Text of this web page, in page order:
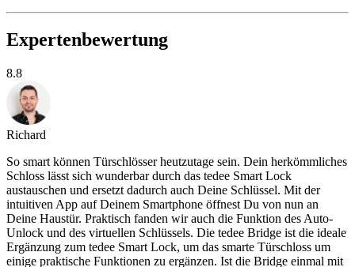
Expertenbewertung
8.8
Richard
So smart können Türschlösser heutzutage sein. Dein herkömmliches
Schloss lässt sich wunderbar durch das tedee Smart Lock
austauschen und ersetzt dadurch auch Deine Schlüssel. Mit der
intuitiven App auf Deinem Smartphone öffnest Du von nun an
Deine Haustür. Praktisch fanden wir auch die Funktion des Auto-
Unlock und des virtuellen Schlüssels. Die tedee Bridge ist die ideale
Ergänzung zum tedee Smart Lock, um das smarte Türschloss um
einige praktische Funktionen zu ergänzen. Ist die Bridge einmal mit